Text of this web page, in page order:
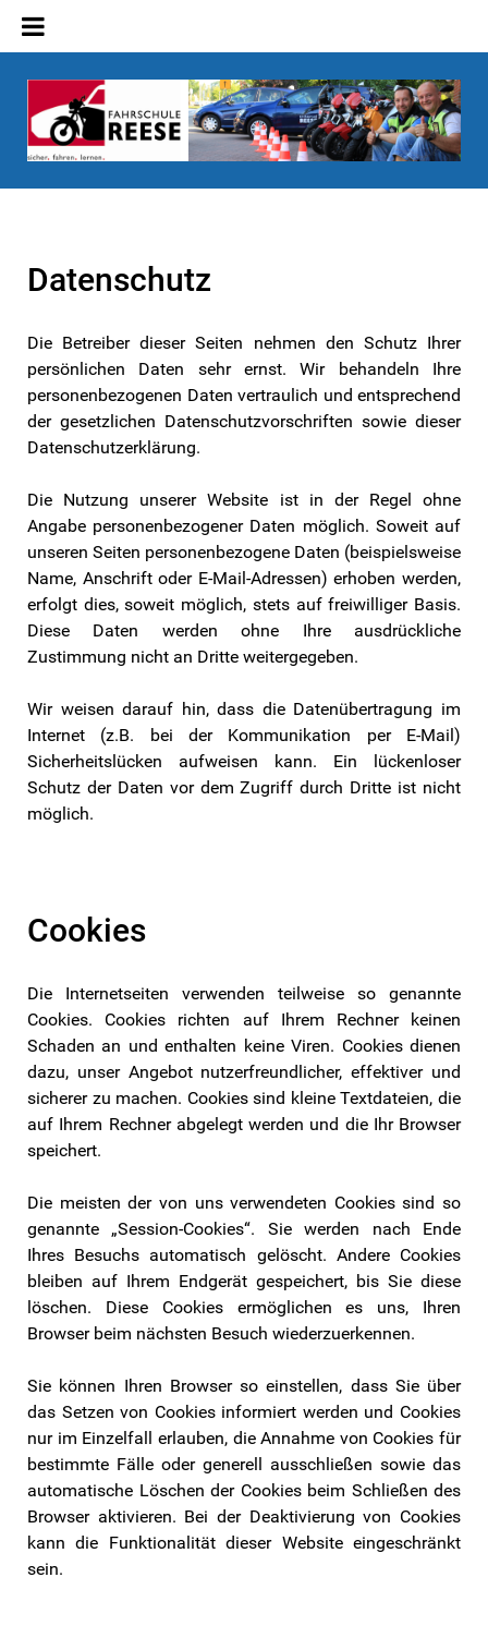
Datenschutz
Die Betreiber dieser Seiten nehmen den Schutz Ihrer
persönlichen Daten sehr ernst. Wir behandeln Ihre
personenbezogenen Daten vertraulich und entsprechend
der gesetzlichen Datenschutzvorschriften sowie dieser
Datenschutzerklärung.
Die Nutzung unserer Website ist in der Regel ohne
Angabe personenbezogener Daten möglich. Soweit auf
unseren Seiten personenbezogene Daten (beispielsweise
Name, Anschrift oder E-Mail-Adressen) erhoben werden,
erfolgt dies, soweit möglich, stets auf freiwilliger Basis.
Diese Daten werden ohne Ihre ausdrückliche
Zustimmung nicht an Dritte weitergegeben.
Wir weisen darauf hin, dass die Datenübertragung im
Internet (z.B. bei der Kommunikation per E-Mail)
Sicherheitslücken aufweisen kann. Ein lückenloser
Schutz der Daten vor dem Zugriff durch Dritte ist nicht
möglich.
Cookies
Die Internetseiten verwenden teilweise so genannte
Cookies. Cookies richten auf Ihrem Rechner keinen
Schaden an und enthalten keine Viren. Cookies dienen
dazu, unser Angebot nutzerfreundlicher, effektiver und
sicherer zu machen. Cookies sind kleine Textdateien, die
auf Ihrem Rechner abgelegt werden und die Ihr Browser
speichert.
Die meisten der von uns verwendeten Cookies sind so
genannte „Session-Cookies“. Sie werden nach Ende
Ihres Besuchs automatisch gelöscht. Andere Cookies
bleiben auf Ihrem Endgerät gespeichert, bis Sie diese
löschen. Diese Cookies ermöglichen es uns, Ihren
Browser beim nächsten Besuch wiederzuerkennen.
Sie können Ihren Browser so einstellen, dass Sie über
das Setzen von Cookies informiert werden und Cookies
nur im Einzelfall erlauben, die Annahme von Cookies für
bestimmte Fälle oder generell ausschließen sowie das
automatische Löschen der Cookies beim Schließen des
Browser aktivieren. Bei der Deaktivierung von Cookies
kann die Funktionalität dieser Website eingeschränkt
sein.